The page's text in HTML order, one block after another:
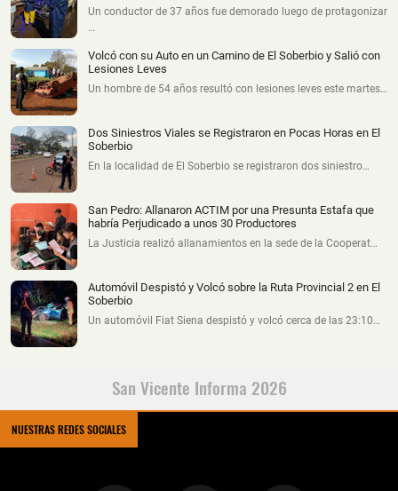
Un conductor de 37 años fue demorado luego de protagonizar
…
Volcó con su Auto en un Camino de El Soberbio y Salió con
Lesiones Leves
Un hombre de 54 años resultó con lesiones leves este martes…
Dos Siniestros Viales se Registraron en Pocas Horas en El
Soberbio
En la localidad de El Soberbio se registraron dos siniestro…
San Pedro: Allanaron ACTIM por una Presunta Estafa que
habría Perjudicado a unos 30 Productores
La Justicia realizó allanamientos en la sede de la Cooperat…
Automóvil Despistó y Volcó sobre la Ruta Provincial 2 en El
Soberbio
Un automóvil Fiat Siena despistó y volcó cerca de las 23:10…
San Vicente Informa 2026
NUESTRAS REDES SOCIALES